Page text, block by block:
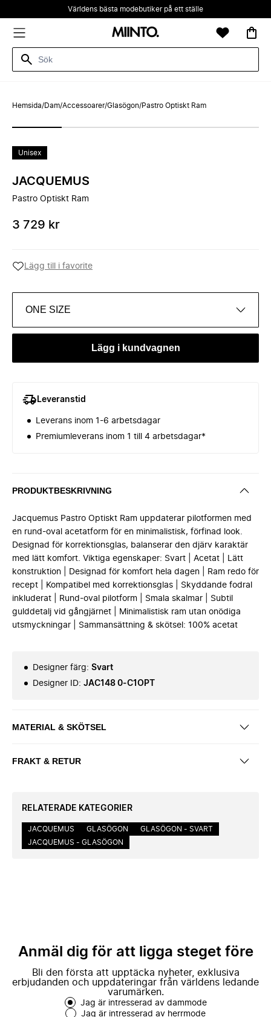
Världens bästa modebutiker på ett ställe
Hemsida/Dam/Accessoarer/Glasögon/Pastro Optiskt Ram
Unisex
JACQUEMUS
Pastro Optiskt Ram
3 729 kr
Lägg till i favorite
ONE SIZE
Lägg i kundvagnen
Leveranstid
Leverans inom 1-6 arbetsdagar
Premiumleverans inom 1 till 4 arbetsdagar*
PRODUKTBESKRIVNING
Jacquemus Pastro Optiskt Ram uppdaterar pilotformen med
en rund-oval acetatform för en minimalistisk, förfinad look.
Designad för korrektionsglas, balanserar den djärv karaktär
med lätt komfort. Viktiga egenskaper: Svart | Acetat | Lätt
konstruktion | Designad för komfort hela dagen | Ram redo för
recept | Kompatibel med korrektionsglas | Skyddande fodral
inkluderat | Rund-oval pilotform | Smala skalmar | Subtil
gulddetalj vid gångjärnet | Minimalistisk ram utan onödiga
utsmyckningar | Sammansättning & skötsel: 100% acetat
Designer färg: Svart
Designer ID: JAC148 0-C1OPT
MATERIAL & SKÖTSEL
FRAKT & RETUR
RELATERADE KATEGORIER
JACQUEMUS GLASÖGON
GLASÖGON - SVART
JACQUEMUS - GLASÖGON
Anmäl dig för att ligga steget före
Bli den första att upptäcka nyheter, exklusiva
erbjudanden och uppdateringar från världens ledande
varumärken.
Jag är intresserad av dammode
Jag är intresserad av herrmode